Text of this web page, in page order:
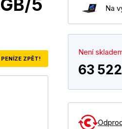
5
ZPĚT!
Na
Není
63